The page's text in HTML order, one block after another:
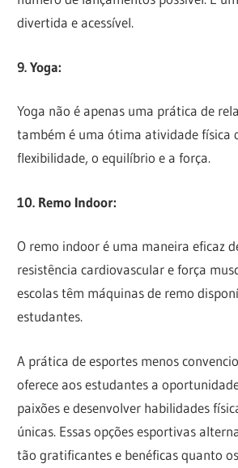
divertida e acessível.
9. Yoga:
Yoga não é apenas uma prática de
também é uma ótima atividade física
flexibilidade, o equilíbrio e a força.
10. Remo Indoor:
O remo indoor é uma maneira eficaz
resistência cardiovascular e força
escolas têm máquinas de remo
estudantes.
A prática de esportes menos
oferece aos estudantes a
paixões e desenvolver habilidades
únicas. Essas opções esportivas
tão gratificantes e benéficas quanto